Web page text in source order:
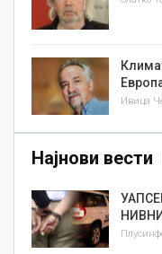
Ивица
Најнови вести